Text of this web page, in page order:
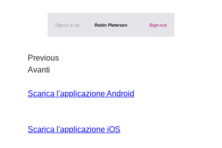
Previous
Avanti
Scarica l'applicazione Android
Scarica l'applicazione iOS